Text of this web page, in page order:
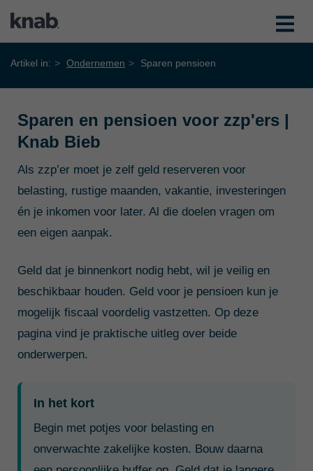
Artikel in: Ondernemen Sparen pensioen
Sparen en pensioen voor zzp'ers |
Knab Bieb
Als zzp’er moet je zelf geld reserveren voor
belasting, rustige maanden, vakantie, investeringen
én je inkomen voor later. Al die doelen vragen om
een eigen aanpak.
Geld dat je binnenkort nodig hebt, wil je veilig en
beschikbaar houden. Geld voor je pensioen kun je
mogelijk fiscaal voordelig vastzetten. Op deze
pagina vind je praktische uitleg over beide
onderwerpen.
In het kort
Begin met potjes voor belasting en
onverwachte zakelijke kosten. Bouw daarna